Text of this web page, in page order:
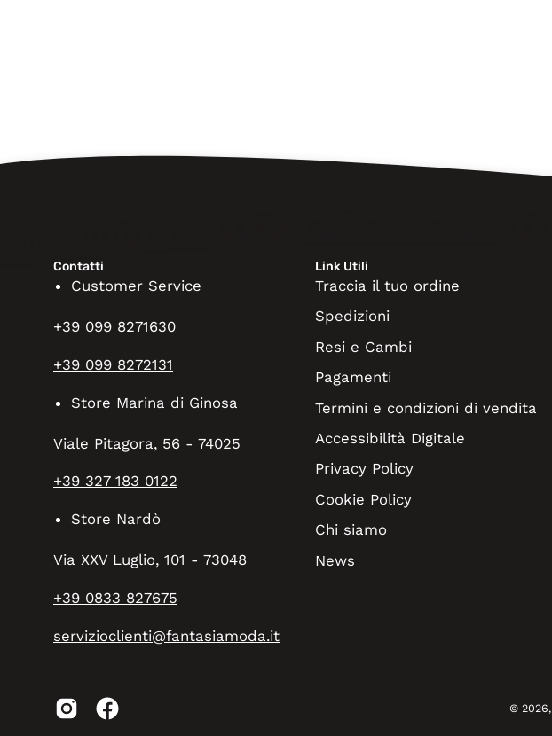
Contatti
Customer Service
+39 099 8271630
+39 099 8272131
Store Marina di Ginosa
Viale Pitagora, 56 - 74025
+39 327 183 0122
Store Nardò
Via XXV Luglio, 101 - 73048
+39 0833 827675
servizioclienti@fantasiamoda.it
Link Utili
Traccia il tuo ordine
Spedizioni
Resi e Cambi
Pagamenti
Termini e condizioni di vendita
Accessibilità Digitale
Privacy Policy
Cookie Policy
Chi siamo
News
© 2026,